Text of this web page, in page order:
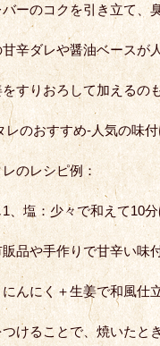
ーのコクを引き立て、
辛ダレや醤油ベースが
すりおろして加えるの
レのおすすめ-人気の味
のレシピ例：
、塩：少々で和えて10
品や手作りで甘辛い味
んにく＋生姜で和風仕
けることで、焼いたと